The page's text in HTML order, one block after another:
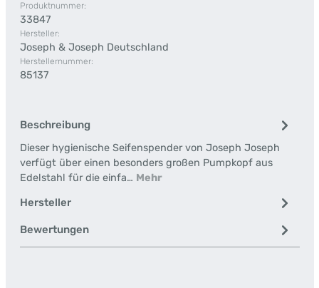
Produktnummer:
33847
Hersteller:
Joseph & Joseph Deutschland
Herstellernummer:
85137
Beschreibung
Dieser hygienische Seifenspender von Joseph Joseph
verfügt über einen besonders großen Pumpkopf aus
Edelstahl für die einfa… Mehr
Hersteller
Bewertungen